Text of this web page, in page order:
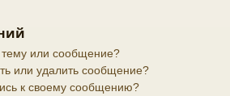
тему или сообщение?
или удалить сообщение?
к своему сообщению?